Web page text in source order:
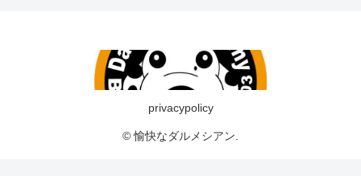
privacypolicy
© 愉快なダルメシアン.